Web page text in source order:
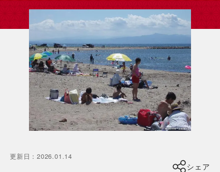
更新日 ：2026.01.14
シェア